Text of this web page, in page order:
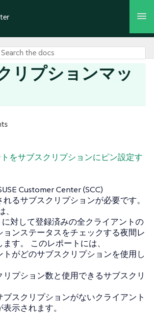
リプションマッ
をサブスクリプションにピン設定す
Customer Center (SCC)
るサブスクリプションが必要です。
に対して登録済みの全クライアントの
ョンステータスをチェックする夜間レ
す。 このレポートには、
トがどのサブスクリプションを使用し
プション数と使用できるサブスクリ
ブスクリプションがないクライアント
示されます。